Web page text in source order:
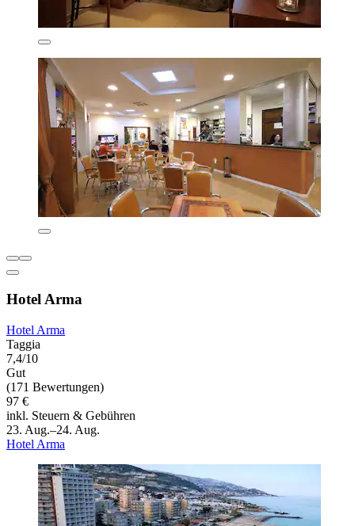
Hotel Arma
Hotel Arma
Taggia
7,4/10
Gut
(171 Bewertungen)
97 €
inkl. Steuern & Gebühren
23. Aug.–24. Aug.
Hotel Arma